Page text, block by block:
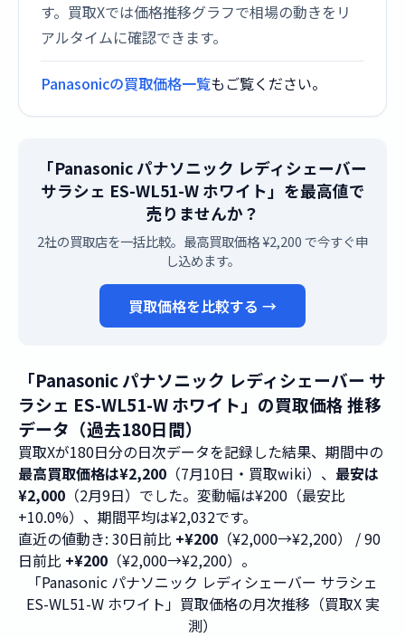
す。買取Xでは価格推移グラフで相場の動きをリ
アルタイムに確認できます。
Panasonicの買取価格一覧もご覧ください。
「Panasonic パナソニック レディシェーバー
サラシェ ES-WL51-W ホワイト」を最高値で
売りませんか？
2社の買取店を一括比較。最高買取価格 ¥2,200 で今すぐ申
し込めます。
買取価格を比較する →
「Panasonic パナソニック レディシェーバー サ
ラシェ ES-WL51-W ホワイト」の買取価格 推移
データ（過去180日間）
買取Xが180日分の日次データを記録した結果、期間中の
最高買取価格は¥2,200 （7月10日・買取wiki）、 最安は
¥2,000 （2月9日）でした。変動幅は¥200（最安比
+10.0%）、期間平均は¥2,032です。
直近の値動き: 30日前比 +¥200 （¥2,000→¥2,200） / 90
日前比 +¥200 （¥2,000→¥2,200）。
「Panasonic パナソニック レディシェーバー サラシェ
ES-WL51-W ホワイト」買取価格の月次推移（買取X 実
測）